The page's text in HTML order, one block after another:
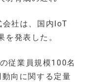
社は、国内IoT
発表した。
従業員規模100名
向に関する定量